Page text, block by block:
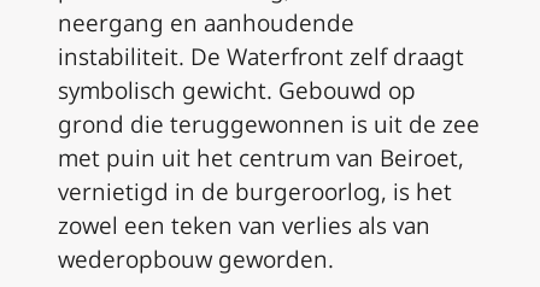
neergang en aanhoudende
instabiliteit. De Waterfront zelf draagt
symbolisch gewicht. Gebouwd op
grond die teruggewonnen is uit de zee
met puin uit het centrum van Beiroet,
vernietigd in de burgeroorlog, is het
zowel een teken van verlies als van
wederopbouw geworden.